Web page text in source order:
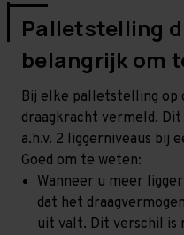
Palletstelling
belangrijk om
Bij elke palletstelling op
draagkracht vermeld.
a.h.v. 2 liggerniveaus bij
Goed om te weten:
Wanneer u meer
dat het
uit valt. Dit verschil is